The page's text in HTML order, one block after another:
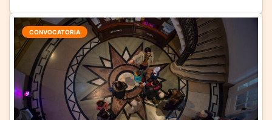
CONVOCATORIA